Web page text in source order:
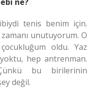
tenis benim için.
unutuyorum. O
oldu. Yaz
hep antrenman.
bu birilerinin
değil.